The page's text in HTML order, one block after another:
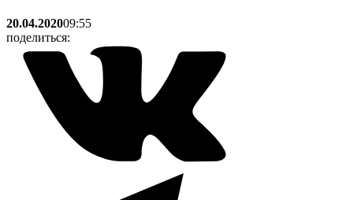
20.04.202009:55
поделиться: